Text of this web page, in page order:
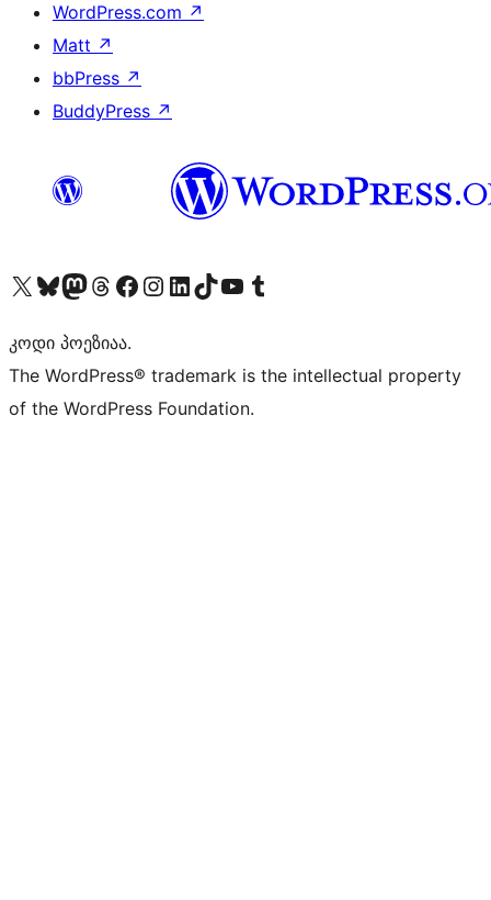
WordPress.com ↗
Matt ↗
bbPress ↗
BuddyPress ↗
Visit our X (formerly Twitter) account
Visit our Bluesky account
Visit our Mastodon account
Visit our Threads account
Visit our Facebook page
Visit our Instagram account
Visit our LinkedIn account
Visit our TikTok account
Visit our YouTube channel
Visit our Tumblr account
კოდი პოეზიაა.
The WordPress® trademark is the intellectual property
of the WordPress Foundation.